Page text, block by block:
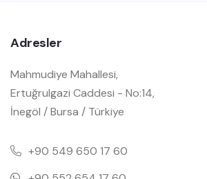
Adresler
Mahmudiye Mahallesi,
Ertuğrulgazi Caddesi - No:14,
İnegöl / Bursa / Türkiye
+90 549 650 17 60